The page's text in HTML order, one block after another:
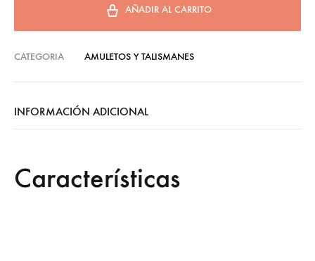
AÑADIR AL CARRITO
CATEGORIA AMULETOS Y TALISMANES
INFORMACIÓN ADICIONAL
Características